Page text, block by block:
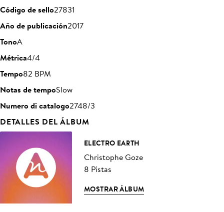
Código de sello27831
Año de publicación2017
TonoA
Métrica4/4
Tempo82 BPM
Notas de tempoSlow
Numero di catalogo2748/3
DETALLES DEL ÁLBUM
ELECTRO EARTH
Christophe Goze
8 Pistas
MOSTRAR ÁLBUM